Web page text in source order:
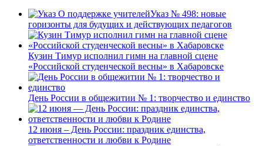
Указ № 498: новые
горизонты для будущих и действующих педагогов
Кузин Тимур исполнил гимн на главной сцене
«Российской студенческой весны» в Хабаровске
День России в общежитии № 1: творчество и единство
12 июня – День России: праздник единства,
ответственности и любви к Родине